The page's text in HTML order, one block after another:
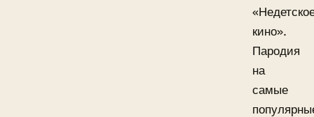
кино».
Пародия
на
самые